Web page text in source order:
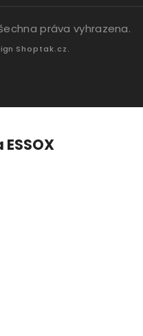
práva vyhrazena.
Shoptak.cz.